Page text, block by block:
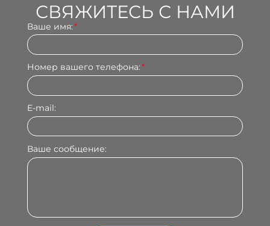
СВЯЖИТЕСЬ С НАМИ
Ваше имя:*
Номер вашего телефона:*
E-mail:
Ваше сообщение: